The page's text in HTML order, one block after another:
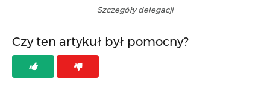
Szczegóły delegacji
Czy ten artykuł był pomocny?